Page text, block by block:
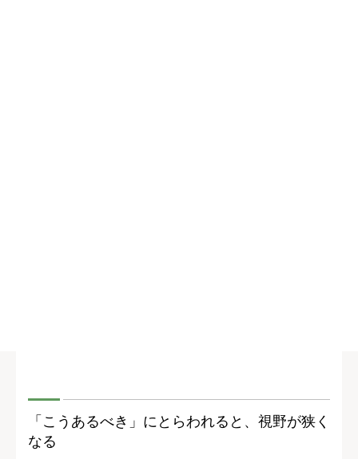
「こうあるべき」にとらわれると、視野が狭く
なる